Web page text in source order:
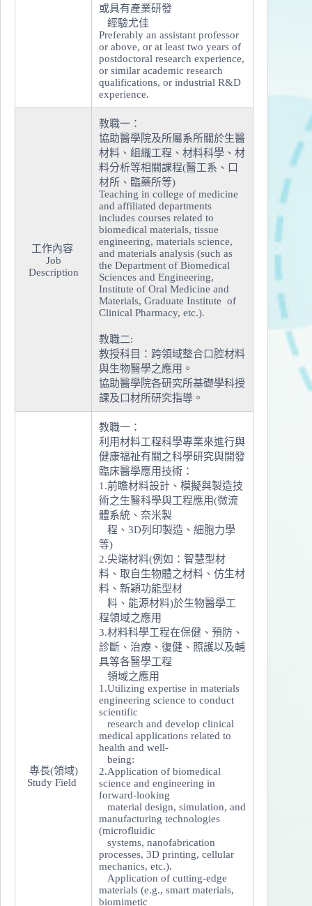
或具有產業研發
經驗尤佳
Preferably an assistant professor
or above, or at least two years of
postdoctoral research experience,
or similar academic research
qualifications, or industrial R&D
experience.
工作內容
Job
Description
教職一：
協助醫學院及所屬系所關於生醫
材料、組織工程、材料科學、材
料分析等相關課程(醫工系、口
材所、臨藥所等)
Teaching in college of medicine
and affiliated departments
includes courses related to
biomedical materials, tissue
engineering, materials science,
and materials analysis (such as
the Department of Biomedical
Sciences and Engineering,
Institute of Oral Medicine and
Materials, Graduate Institute of
Clinical Pharmacy, etc.).
教職二:
教授科目：跨領域整合口腔材料
與生物醫學之應用。
協助醫學院各研究所基礎學科授
課及口材所研究指導。
專長(領域)
Study Field
教職一：
利用材料工程科學專業來進行與
健康福祉有關之科學研究與開發
臨床醫學應用技術：
1.前瞻材料設計、模擬與製造技
術之生醫科學與工程應用(微流
體系統、奈米製
程、3D列印製造、細胞力學
等)
2.尖端材料(例如：智慧型材
料、取自生物體之材料、仿生材
料、新穎功能型材
料、能源材料)於生物醫學工
程領域之應用
3.材料科學工程在保健、預防、
診斷、治療、復健、照護以及輔
具等各醫學工程
領域之應用
1.Utilizing expertise in materials
engineering science to conduct
scientific
research and develop clinical
medical applications related to
health and well-
being:
2.Application of biomedical
science and engineering in
forward-looking
material design, simulation, and
manufacturing technologies
(microfluidic
systems, nanofabrication
processes, 3D printing, cellular
mechanics, etc.).
Application of cutting-edge
materials (e.g., smart materials,
biomimetic